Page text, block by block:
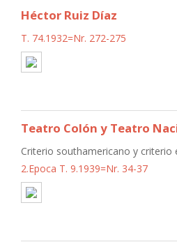
Héctor Ruiz Díaz
T. 74.1932=Nr. 272-275
Teatro Colón y Teatro
Criterio southamericano y criterio
2.Epoca T. 9.1939=Nr. 34-37